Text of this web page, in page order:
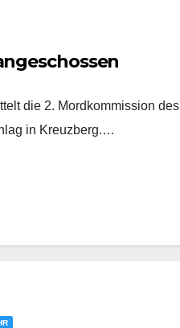
die 2. Mordkommission
in Kreuzberg.…